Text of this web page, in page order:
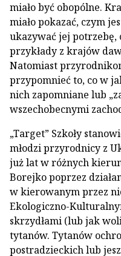
miało być obopólne.
miało pokazać, czym
ukazywać jej potrzebę,
przykłady z krajów
Natomiast
przypomnieć to, co w
nich zapomniane lub
wszechobecnymi
„Target” Szkoły
młodzi przyrodnicy z
już lat w różnych
Borejko poprzez
w kierowanym przez
Ekologiczno-
skrzydłami (lub jak
tytanów. Tytanów
postradzieckich lub